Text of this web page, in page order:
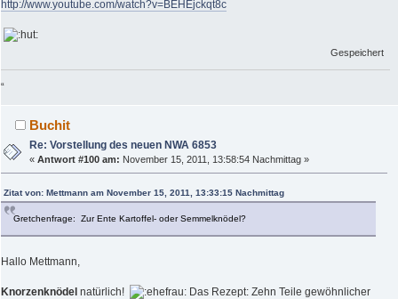
http://www.youtube.com/watch?v=BEHEjckqt8c
Gespeichert
“
Buchit
Re: Vorstellung des neuen NWA 6853
«Antwort #100 am: November 15, 2011, 13:58:54 Nachmittag »
Zitat von: Mettmann am November 15, 2011, 13:33:15 Nachmittag
Gretchenfrage: Zur Ente Kartoffel- oder Semmelknödel?
Hallo Mettmann,
Knorzenknödel natürlich!
Das Rezept: Zehn Teile gewöhnlicher